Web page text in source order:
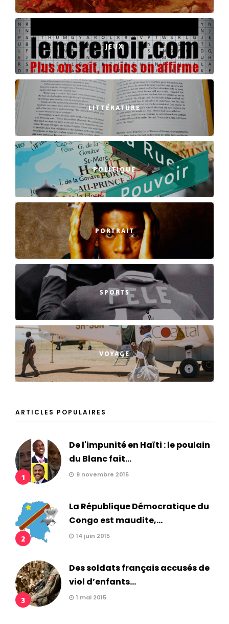
JEUX
LITTÉRATURE
POLITIQUE
PORTRAIT
SPORTS
VOYAGE
ARTICLES POPULAIRES
1
De l'impunité en Haïti : le poulain
du Blanc fait...
9 novembre 2015
2
La République Démocratique du
Congo est maudite,...
14 juin 2015
3
Des soldats français accusés de
viol d’enfants...
1 mai 2015